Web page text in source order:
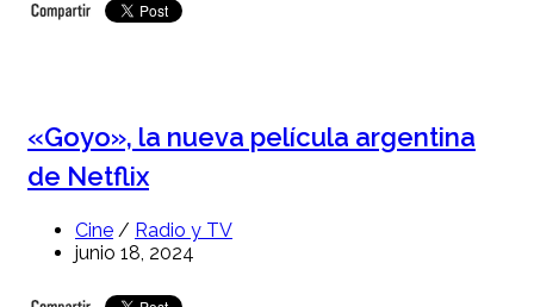
«Goyo», la nueva película argentina
de Netflix
Cine / Radio y TV
junio 18, 2024